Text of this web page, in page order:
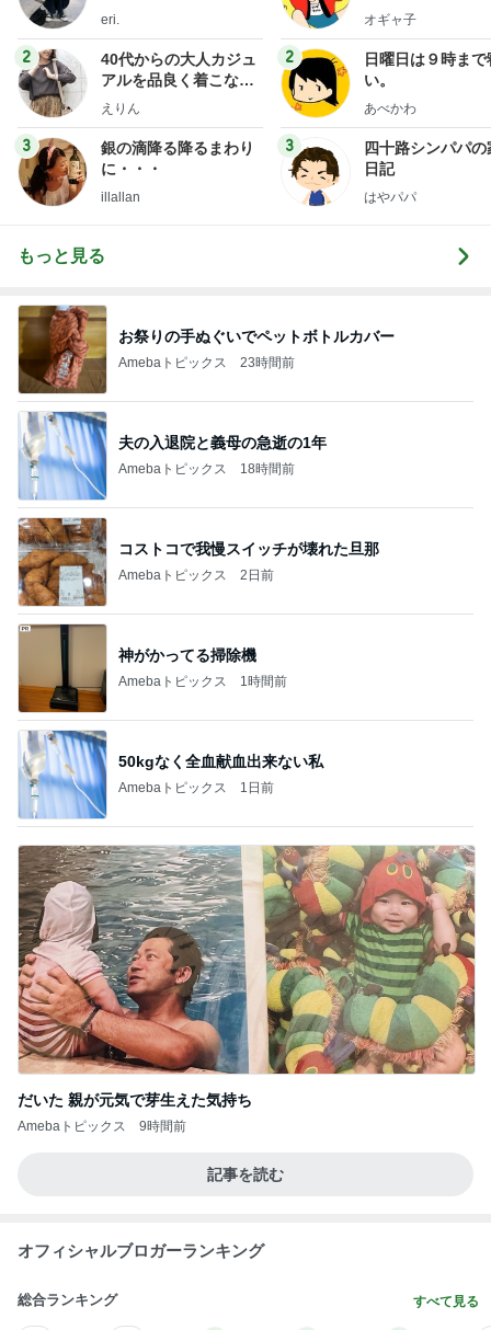
eri.
2
40代からの大人カジュ
アルを品良く着こなす
ファッションブログ
えりん
3
銀の滴降る降るまわり
に・・・
illallan
オギャ子
2
日曜日は９時まで
い。
あべかわ
3
四十路シンパパの
日記
はやパパ
もっと見る
お祭りの手ぬぐいでペットボトルカバー
Amebaトピックス 23時間前
夫の入退院と義母の急逝の1年
Amebaトピックス 18時間前
コストコで我慢スイッチが壊れた旦那
Amebaトピックス 2日前
神がかってる掃除機
Amebaトピックス 1時間前
50kgなく全血献血出来ない私
Amebaトピックス 1日前
だいた 親が元気で芽生えた気持ち
Amebaトピックス 9時間前
記事を読む
オフィシャルブロガーランキング
総合ランキング すべて見る